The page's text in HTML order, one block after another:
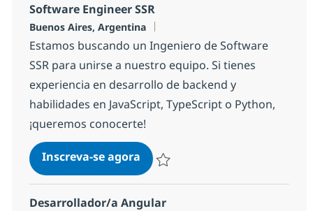
Software Engineer SSR
Localização
Buenos Aires, Argentina
Estamos buscando un Ingeniero de Software
SSR para unirse a nuestro equipo. Si tienes
experiencia en desarrollo de backend y
habilidades en JavaScript, TypeScript o Python,
¡queremos conocerte!
Inscreva-se agoraSoftware Engineer SSR
Desarrollador/a Angular